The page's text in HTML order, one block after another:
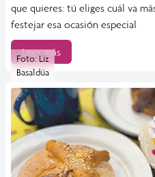
que quieres: tú eliges cuál va
festejar esa ocasión especial
Leer más
Foto: Liz
Basaldúa